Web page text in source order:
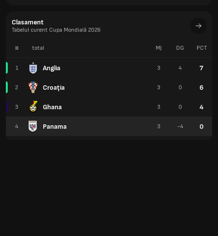
Clasament
Tabelul curent Cupa Mondială 2026
# total
1 Anglia
2 Croaţia
3 Ghana
4 Panama
MJ DG PCT
3 4 7
3 0 6
3 0 4
3 -4 0